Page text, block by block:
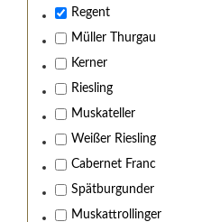
Regent
Müller Thurgau
Kerner
Riesling
Muskateller
Weißer Riesling
Cabernet Franc
Spätburgunder
Muskattrollinger